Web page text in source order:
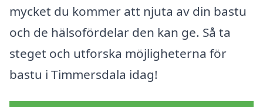
mycket du kommer att njuta av din bastu
och de hälsofördelar den kan ge. Så ta
steget och utforska möjligheterna för
bastu i Timmersdala idag!